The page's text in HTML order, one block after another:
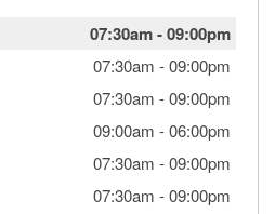
07:30am-09:00pm
07:30am -09:00pm
07:30am -09:00pm
09:00am -06:00pm
07:30am -09:00pm
07:30am -09:00pm